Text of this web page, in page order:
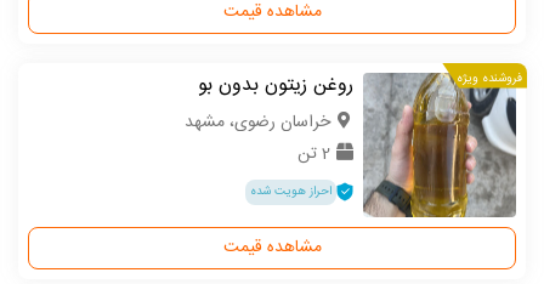
مشاهده قیمت
فروشنده ویژه روغن زیتون بدون بو
خراسان رضوی، مشهد
2 تن
احراز هویت شده
مشاهده قیمت